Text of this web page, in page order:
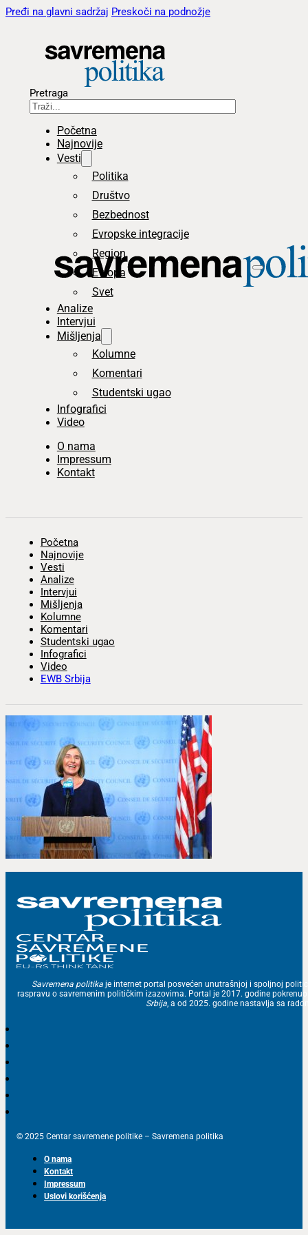
Pređi na glavni sadržaj Preskoči na podnožje
Pretraga
Početna
Najnovije
Vesti
Politika
Društvo
Bezbednost
Evropske integracije
Region
Evropa
Svet
Analize
Intervjui
Mišljenja
Kolumne
Komentari
Studentski ugao
Infografici
Video
O nama
Impressum
Kontakt
Početna
Najnovije
Vesti
Analize
Intervjui
Mišljenja
Kolumne
Komentari
Studentski ugao
Infografici
Video
EWB Srbija
Savremena politika je internet portal posvećen unutrašnjoj i spoljnoj
raspravu o savremenim političkim izazovima. Portal je 2017. godine
Srbija, a od 2025. godine nastavlja sa
© 2025 Centar savremene politike – Savremena politika
O nama
Kontakt
Impressum
Uslovi korišćenja